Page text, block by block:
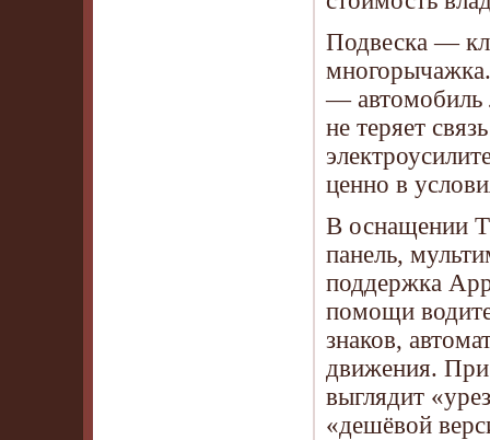
Подвеска —
— автомобиль
не теряет
ценно в
В оснащении
панель,
поддержка
помощи
знаков,
движения. При
выглядит
«дешёвой